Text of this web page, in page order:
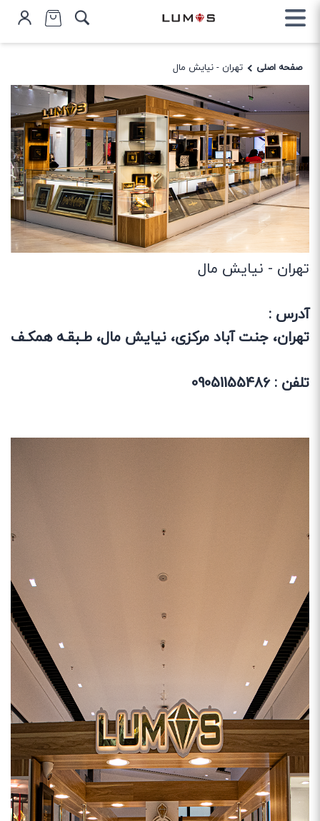
صفحه اصلی تهران - نیایش مال
تهران - نیایش مال
آدرس :
تهران، جنت آباد مرکزی، نیایش مال، طـبقـه همکـف
تلفن :09051155486